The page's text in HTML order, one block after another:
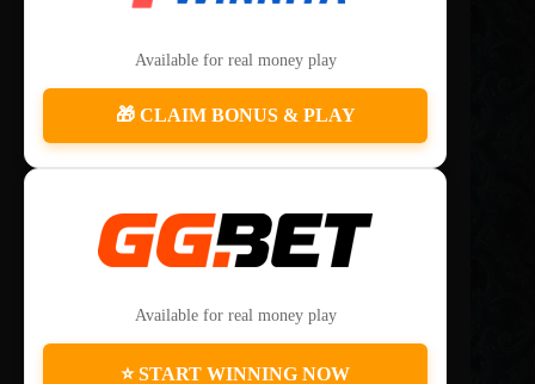
Available for real money play
🎁 CLAIM BONUS & PLAY
Available for real money play
⭐ START WINNING NOW